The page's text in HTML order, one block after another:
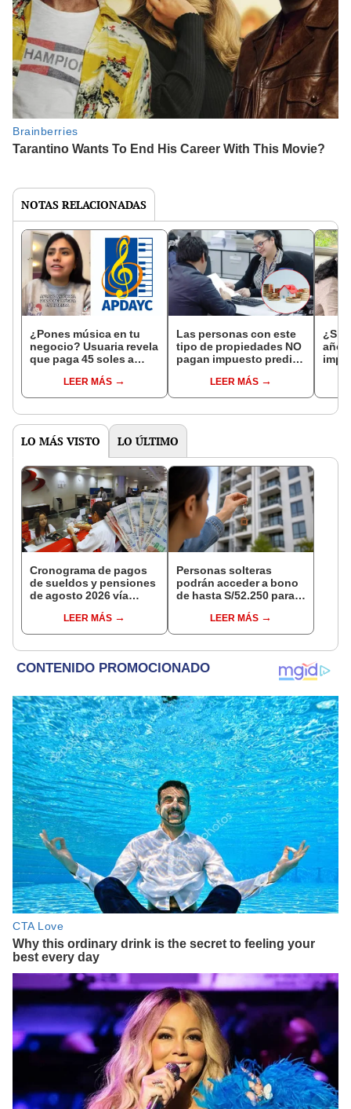
NOTAS RELACIONADAS
¿Pones música en tu
negocio? Usuaria revela
que paga 45 soles a
LEER MÁS
Las personas con este
tipo de propiedades NO
pagan impuesto predial
estás en la lista
LEER MÁS
¿Si
para
LO MÁS VISTO LO ÚLTIMO
Cronograma de pagos
de sueldos y pensiones
de agosto 2026 vía
conoce las fechas de
depósito
LEER MÁS
Personas solteras
podrán acceder a bono
de hasta S/52.250 para
nuevo reglamento
LEER MÁS